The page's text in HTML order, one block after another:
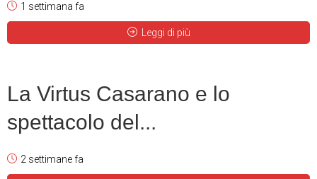
1 settimana fa
Leggi di più
La Virtus Casarano e lo
spettacolo del...
2 settimane fa